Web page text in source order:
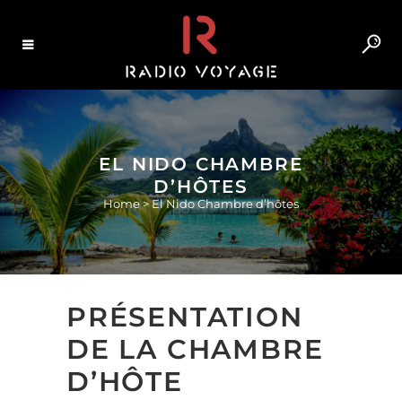
EL NIDO CHAMBRE
D’HÔTES
Home>El Nido Chambre d’hôtes
PRÉSENTATION
DE LA CHAMBRE
D’HÔTE